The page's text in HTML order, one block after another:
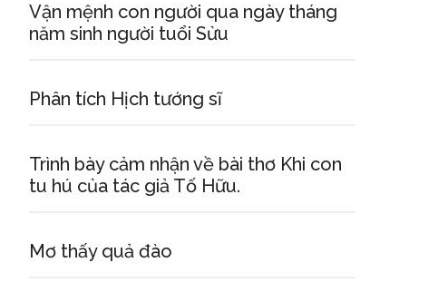
Vận mệnh con người qua ngày tháng
năm sinh người tuổi Sửu
Phân tích Hịch tướng sĩ
Trình bày cảm nhận về bài thơ Khi con
tu hú của tác giả Tố Hữu.
Mơ thấy quả đào